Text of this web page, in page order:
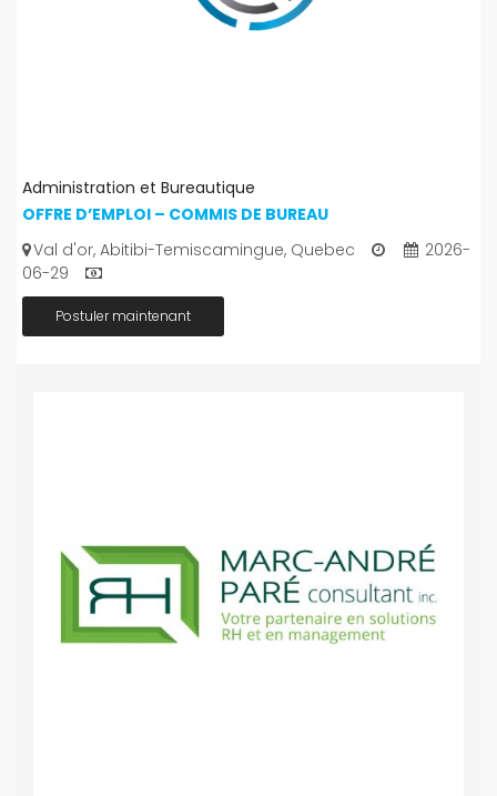
Administration et Bureautique
OFFRE D’EMPLOI – COMMIS DE BUREAU
Val d'or, Abitibi-Temiscamingue, Quebec
2026-
06-29
Postuler maintenant